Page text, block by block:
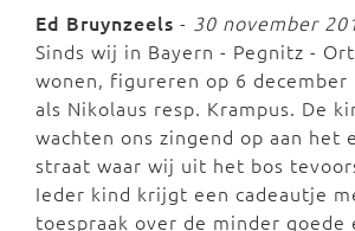
Ed Bruynzeels - 30 november
Sinds wij in Bayern - Pegnitz -
wonen, figureren op 6 december
als Nikolaus resp. Krampus. De
wachten ons zingend op aan het
straat waar wij uit het bos
Ieder kind krijgt een cadeautje
toespraak over de minder goede